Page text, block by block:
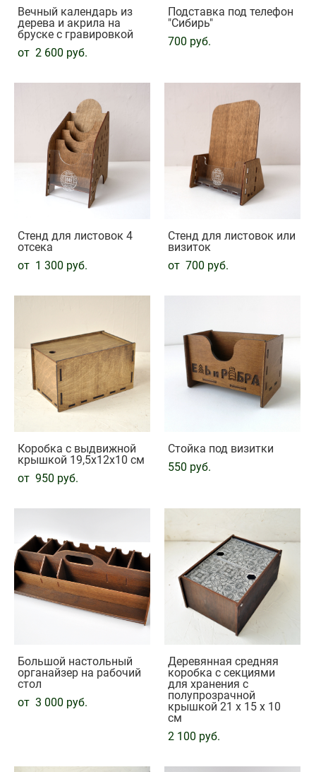
Вечный календарь из
дерева и акрила на
бруске с гравировкой
от 2 600 pуб.
Подставка под телефон
"Сибирь"
700 pуб.
Стенд для листовок 4
отсека
от 1 300 pуб.
Стенд для листовок или
визиток
от 700 pуб.
Коробка с выдвижной
крышкой 19,5х12х10 см
от 950 pуб.
Стойка под визитки
550 pуб.
Большой настольный
органайзер на рабочий
стол
от 3 000 pуб.
Деревянная средняя
коробка с секциями
для хранения с
полупрозрачной
крышкой 21 х 15 х 10
см
2 100 pуб.